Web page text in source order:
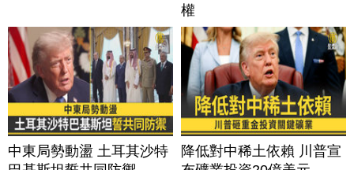
權
中東局勢動盪 土耳其沙特
降低對中稀土依賴 川普宣